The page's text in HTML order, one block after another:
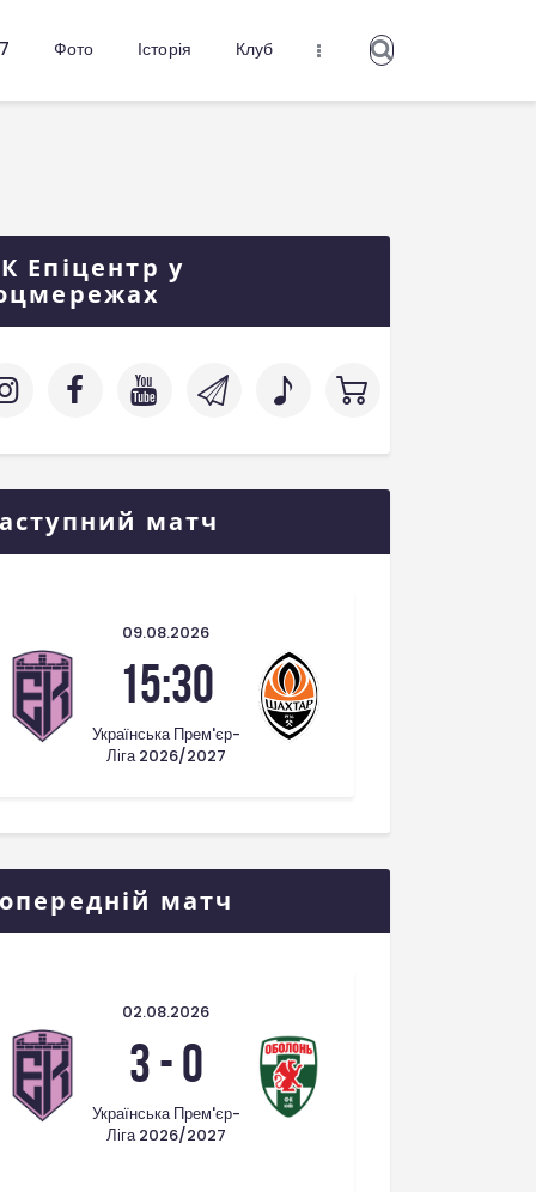
Фото Історія Клуб
Епіцентр у
матч
09.08.2026
15:30
Українська Прем'єр-
Ліга 2026/2027
матч
02.08.2026
3-0
Українська Прем'єр-
Ліга 2026/2027